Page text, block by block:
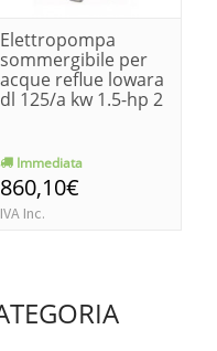
Elettropompa
sommergibile per
acque reflue lowara
dl 125/a kw 1.5-hp 2
Immediata
860,10€
IVA Inc.